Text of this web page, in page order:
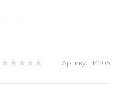
Артикул: 14205